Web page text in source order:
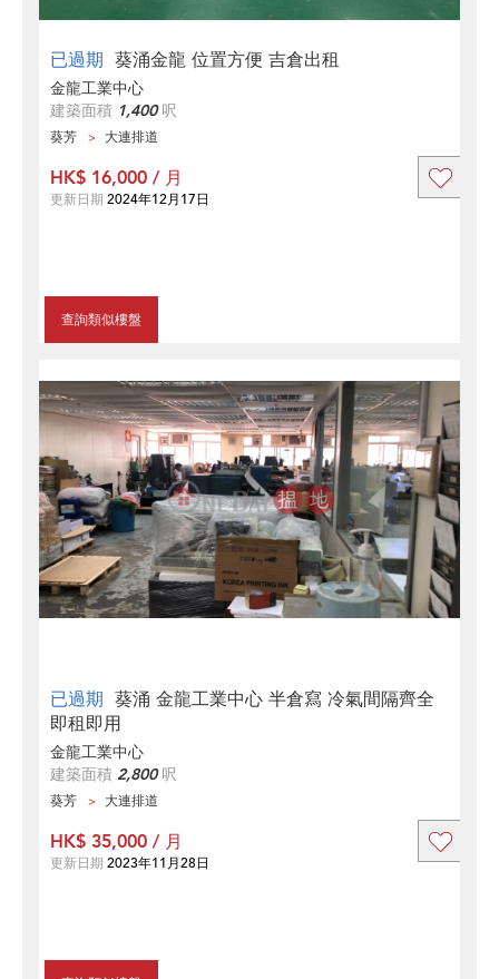
已過期 葵涌金龍 位置方便 吉倉出租
金龍工業中心
建築面積 1,400呎
葵芳 大連排道
查詢類似樓盤
HK$ 16,000 / 月
更新日期 2024年12月17日
已過期 葵涌 金龍工業中心 半倉寫 冷氣間隔齊全
即租即用
金龍工業中心
建築面積 2,800呎
葵芳 大連排道
HK$ 35,000 / 月
更新日期 2023年11月28日